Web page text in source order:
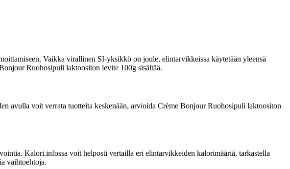
Vaikka virallinen SI-yksikkö on joule, elintarvikkeissa käytetään yleensä
Ruohosipuli laktoositon levite 100g sisältää.
avulla voit verrata tuotteita keskenään, arvioida Crème Bonjour Ruohosipuli laktoositon
Kalori.infossa voit helposti vertailla eri elintarvikkeiden kalorimääriä, tarkastella
vaihtoehtoja.